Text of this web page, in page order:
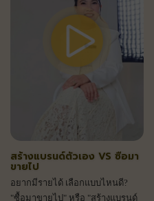
สร้างแบรนด์ตัวเอง VS ซื้อมา
ขายไป
อยากมีรายได้ เลือกแบบไหนดี?
"ซื้อมาขายไป" หรือ "สร้างแบรนด์